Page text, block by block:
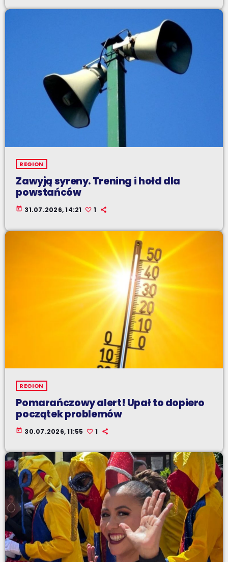
REGION
Zawyją syreny. Trening i hołd dla
powstańców
today 31.07.2026, 14:21 1
REGION
Pomarańczowy alert! Upał to dopiero
początek problemów
today 30.07.2026, 11:55 1